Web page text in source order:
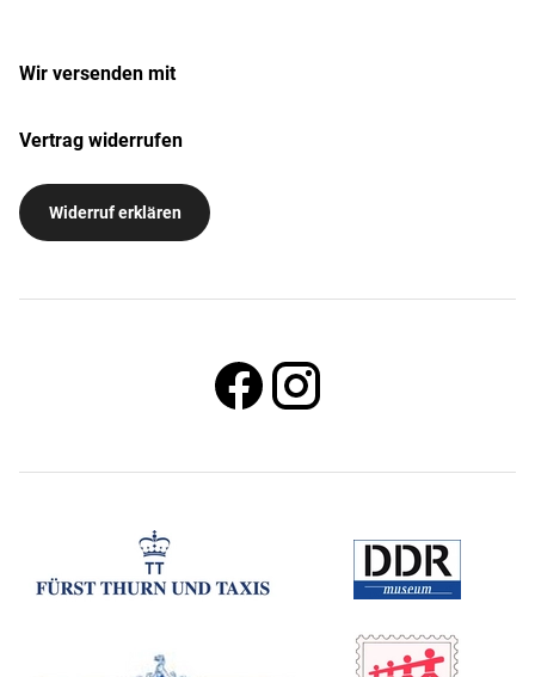
Wir versenden mit
Vertrag widerrufen
Widerruf erklären